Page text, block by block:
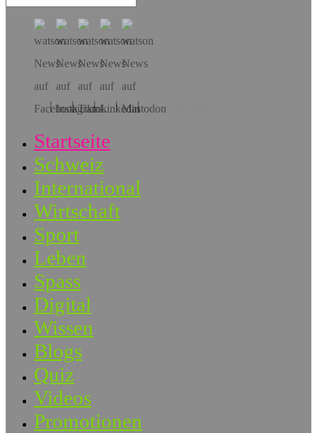
Hol dir die App!
Startseite
Schweiz
International
Wirtschaft
Sport
Leben
Spass
Digital
Wissen
Blogs
Quiz
Videos
Promotionen